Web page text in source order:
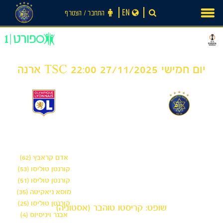
content
התחבר ‪/‬ הצטרף EN
יום חמישי 27/11/2025 22:00 TSC ארנה
אדם קראבץ (62)
קורנטן טוליסו (53)
קורנטן טוליסו (51)
מוסא ניאקיטה (35)
קורנטן טוליסו (25)
אבנר ויניסיוס (4)
שופט: קריסטו טוהבר (אסטוניה)